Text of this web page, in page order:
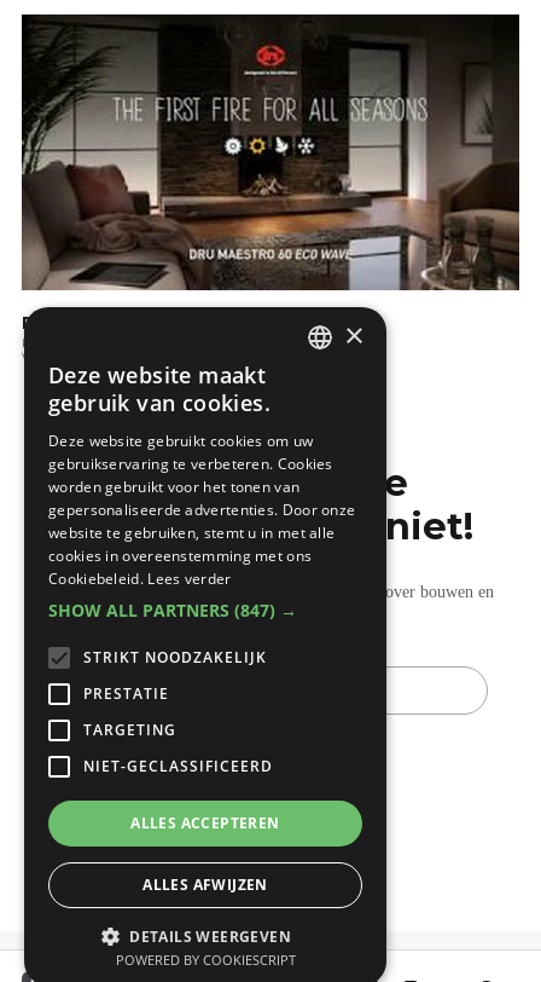
DRU: De haard voor elk seizoen!
Kachels en haarden
Verwarming
Mis de laatste
bouwnieuwtjes niet!
Ontvang onze wekelijkse updates vol nuttige tips over bouwen en
verbouwen.
E-
mail
×
Deze website maakt
gebruik van cookies.
Deze website gebruikt cookies om uw
gebruikservaring te verbeteren. Cookies
worden gebruikt voor het tonen van
gepersonaliseerde advertenties. Door onze
website te gebruiken, stemt u in met alle
cookies in overeenstemming met ons
Cookiebeleid. Lees verder
SHOW ALL PARTNERS (847) →
STRIKT NOODZAKELIJK
PRESTATIE
TARGETING
NIET-GECLASSIFICEERD
ALLES ACCEPTEREN
ALLES AFWIJZEN
DETAILS WEERGEVEN
POWERED BY COOKIESCRIPT